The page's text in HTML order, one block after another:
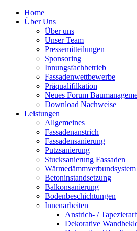
Home
Über Uns
Über uns
Unser Team
Pressemitteilungen
Sponsoring
Innungsfachbetrieb
Fassadenwettbewerbe
Präqualifilkation
Neues Forum
Download Nachweise
Leistungen
Allgemeines
Fassadenanstrich
Fassadensanierung
Putzsanierung
Stucksanierung Fassaden
Wärmedämmverbundsystem
Betoninstandsetzung
Balkonsanierung
Bodenbeschichtungen
Innenarbeiten
Anstrich- /
Dekorative